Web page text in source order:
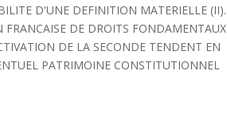
D'UNE DEFINITION MATERIELLE (II).
FRANCAISE DE DROITS FONDAMENTAUX
DE LA SECONDE TENDENT EN
PATRIMOINE CONSTITUTIONNEL